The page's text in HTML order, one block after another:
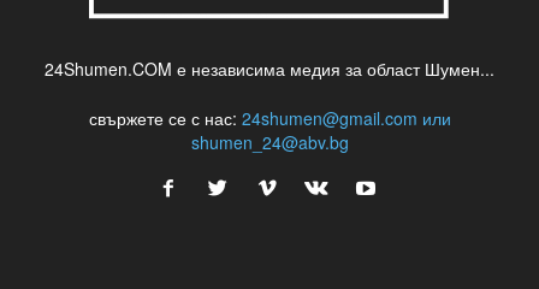
24Shumen.COM е независима медия за област Шумен...
свържете се с нас: 24shumen@gmail.com или
shumen_24@abv.bg